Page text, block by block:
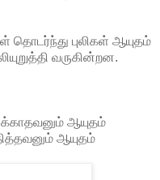
தொடர்ந்து புலிகள் ஆயுதம்
வருகின்றன.
ஆயுதம்
ஆயுதம்